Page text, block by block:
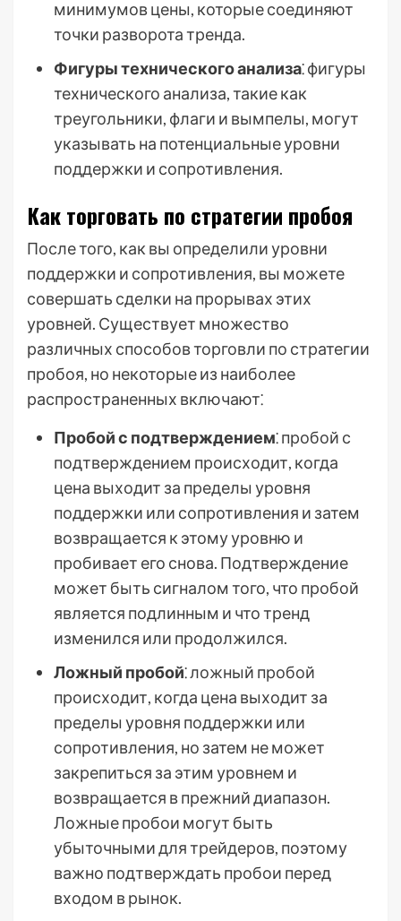
минимумов цены, которые соединяют
точки разворота тренда.
Фигуры технического анализа⁚ фигуры
технического анализа, такие как
треугольники, флаги и вымпелы, могут
указывать на потенциальные уровни
поддержки и сопротивления.
Как торговать по стратегии пробоя
После того, как вы определили уровни
поддержки и сопротивления, вы можете
совершать сделки на прорывах этих
уровней. Существует множество
различных способов торговли по стратегии
пробоя, но некоторые из наиболее
распространенных включают⁚
Пробой с подтверждением⁚ пробой с
подтверждением происходит, когда
цена выходит за пределы уровня
поддержки или сопротивления и затем
возвращается к этому уровню и
пробивает его снова. Подтверждение
может быть сигналом того, что пробой
является подлинным и что тренд
изменился или продолжился.
Ложный пробой⁚ ложный пробой
происходит, когда цена выходит за
пределы уровня поддержки или
сопротивления, но затем не может
закрепиться за этим уровнем и
возвращается в прежний диапазон.
Ложные пробои могут быть
убыточными для трейдеров, поэтому
важно подтверждать пробои перед
входом в рынок.